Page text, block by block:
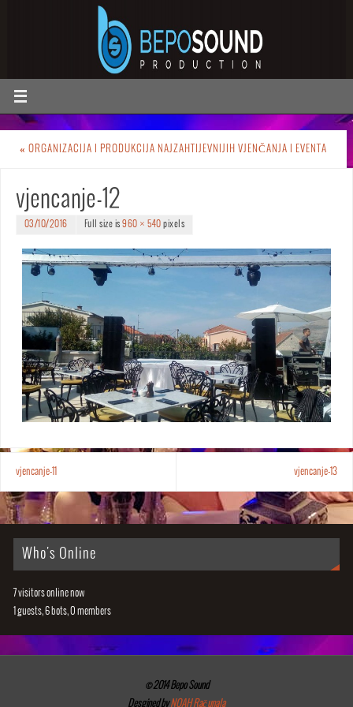
« ORGANIZACIJA I PRODUKCIJA NAJZAHTIJEVNIJIH VJENČANJA I EVENTA
vjencanje-12
03/10/2016 Full size is960 × 540 pixels
vjencanje-11 vjencanje-13
Who's Online
7 visitors online now
1 guests,6 bots,0 members
© 2014 Bepo Sound
Desgined byNOAH Računala